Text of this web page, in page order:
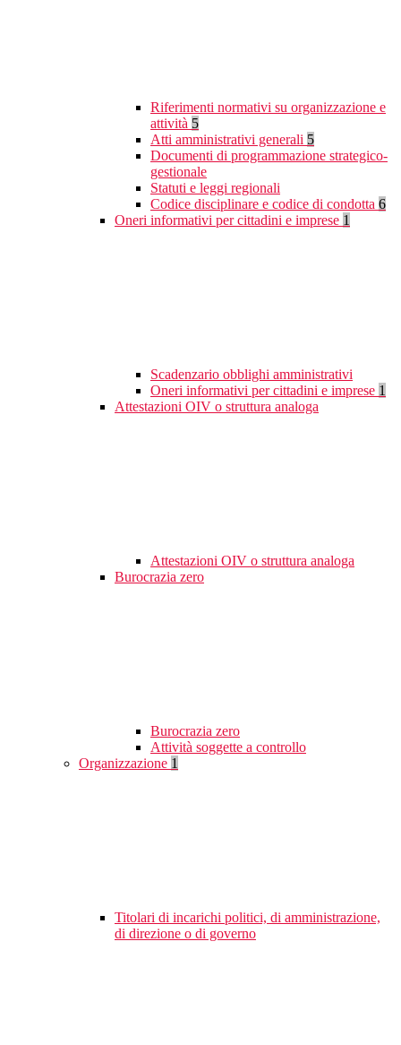
Riferimenti normativi su organizzazione e
attività 5
Atti amministrativi generali 5
Documenti di programmazione strategico-
gestionale
Statuti e leggi regionali
Codice disciplinare e codice di condotta 6
Oneri informativi per cittadini e imprese 1
Scadenzario obblighi amministrativi
Oneri informativi per cittadini e imprese 1
Attestazioni OIV o struttura analoga
Attestazioni OIV o struttura analoga
Burocrazia zero
Burocrazia zero
Attività soggette a controllo
Organizzazione 1
Titolari di incarichi politici, di amministrazione,
di direzione o di governo